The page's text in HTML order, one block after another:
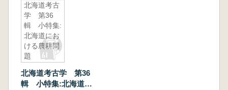
北海道考古
学 第36
輯 小特集:
北海道にお
ける農耕問
題
北海道考古学 第36
輯 小特集:北海道に